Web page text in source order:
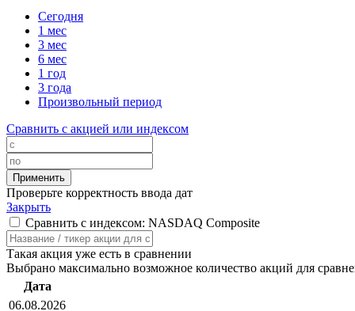
Сегодня
1 мес
3 мес
6 мес
1 год
3 года
Произвольный период
Сравнить с акцией или индексом
Проверьте корректность ввода дат
Закрыть
Сравнить с индексом: NASDAQ Composite
Такая акция уже есть в сравнении
Выбрано максимально возможное количество акций для
Дата
06.08.2026